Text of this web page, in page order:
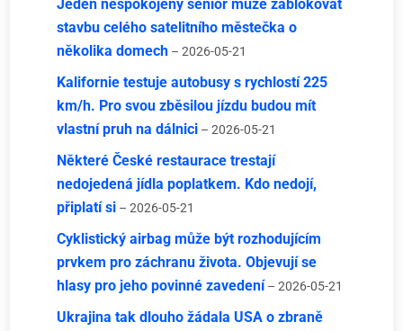
Jeden nespokojený senior může zablokovat
stavbu celého satelitního městečka o
několika domech – 2026-05-21
Kalifornie testuje autobusy s rychlostí 225
km/h. Pro svou zběsilou jízdu budou mít
vlastní pruh na dálnici – 2026-05-21
Některé České restaurace trestají
nedojedená jídla poplatkem. Kdo nedojí,
připlatí si – 2026-05-21
Cyklistický airbag může být rozhodujícím
prvkem pro záchranu života. Objevují se
hlasy pro jeho povinné zavedení – 2026-05-21
Ukrajina tak dlouho žádala USA o zbraně